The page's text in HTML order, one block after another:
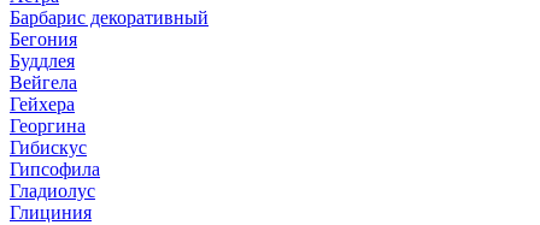
Барбарис декоративный
Бегония
Буддлея
Вейгела
Гейхера
Георгина
Гибискус
Гипсофила
Гладиолус
Глициния